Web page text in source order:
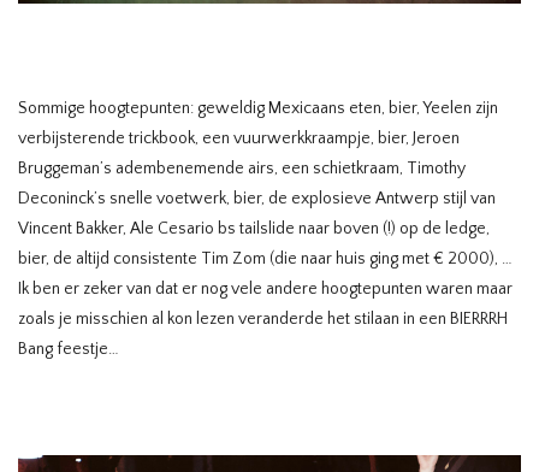
Sommige hoogtepunten: geweldig Mexicaans eten, bier, Yeelen zijn
verbijsterende trickbook, een vuurwerkkraampje, bier, Jeroen
Bruggeman’s adembenemende airs, een schietkraam, Timothy
Deconinck’s snelle voetwerk, bier, de explosieve Antwerp stijl van
Vincent Bakker, Ale Cesario bs tailslide naar boven (!) op de ledge,
bier, de altijd consistente Tim Zom (die naar huis ging met € 2000), …
Ik ben er zeker van dat er nog vele andere hoogtepunten waren maar
zoals je misschien al kon lezen veranderde het stilaan in een BIERRRH
Bang feestje…